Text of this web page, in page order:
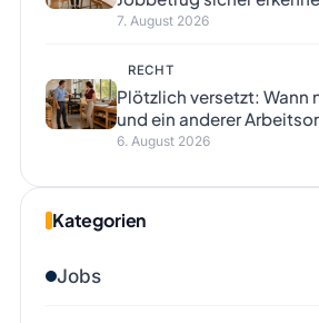
7. August 2026
RECHT
Plötzlich versetzt: Wann
und ein anderer
6. August 2026
Kategorien
Jobs